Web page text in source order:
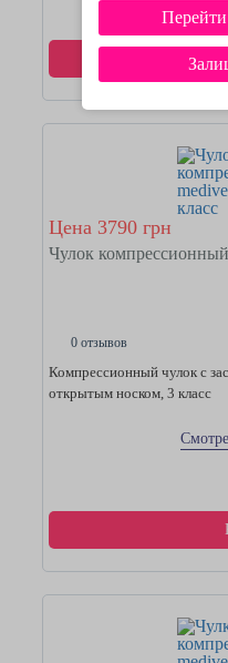
Перейти
Цена 3790 грн
Чулок
0 отзывов
Компрессионный чулок с
открытым носком, 3 класс